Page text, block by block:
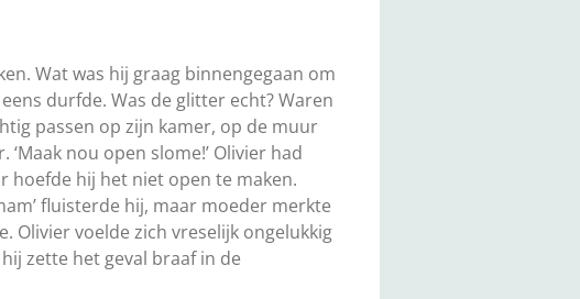
Wat was hij graag binnengegaan om
durfde. Was de glitter echt? Waren
passen op zijn kamer, op de muur
nou open slome!’ Olivier had
hoefde hij het niet open te maken.
fluisterde hij, maar moeder merkte
Olivier voelde zich vreselijk ongelukkig
zette het geval braaf in de